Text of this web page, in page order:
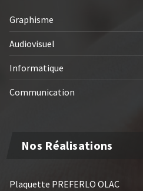
Graphisme
Audiovisuel
Informatique
Communication
Nos Réalisations
Plaquette PREFERLO OLAC